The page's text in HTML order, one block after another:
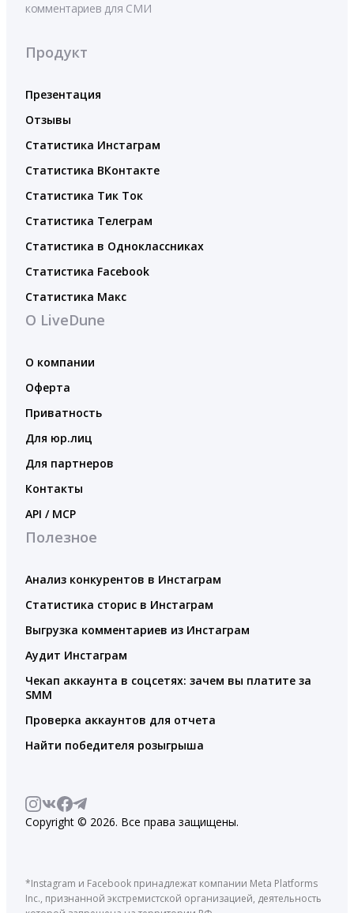
комментариев для СМИ
Продукт
Презентация
Отзывы
Статистика Инстаграм
Статистика ВКонтакте
Статистика Тик Ток
Статистика Телеграм
Статистика в Одноклассниках
Статистика Facebook
Статистика Макс
О LiveDune
О компании
Оферта
Приватность
Для юр.лиц
Для партнеров
Контакты
API / MCP
Полезное
Анализ конкурентов в Инстаграм
Статистика сторис в Инстаграм
Выгрузка комментариев из Инстаграм
Аудит Инстаграм
Чекап аккаунта в соцсетях: зачем вы платите за
SMM
Проверка аккаунтов для отчета
Найти победителя розыгрыша
Copyright © 2026. Все права защищены.
*Instagram и Facebook принадлежат компании Meta Platforms
Inc., признанной экстремистской организацией, деятельность